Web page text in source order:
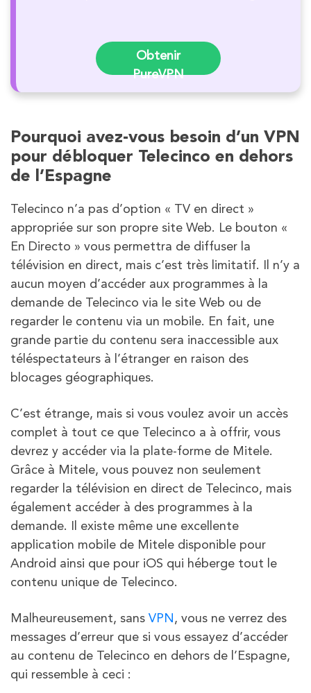
Obtenir
PureVPN
Pourquoi avez-vous besoin d’un VPN
pour débloquer Telecinco en dehors
de l’Espagne
Telecinco n’a pas d’option « TV en direct »
appropriée sur son propre site Web. Le bouton «
En Directo » vous permettra de diffuser la
télévision en direct, mais c’est très limitatif. Il n’y a
aucun moyen d’accéder aux programmes à la
demande de Telecinco via le site Web ou de
regarder le contenu via un mobile. En fait, une
grande partie du contenu sera inaccessible aux
téléspectateurs à l’étranger en raison des
blocages géographiques.
C’est étrange, mais si vous voulez avoir un accès
complet à tout ce que Telecinco a à offrir, vous
devrez y accéder via la plate-forme de Mitele.
Grâce à Mitele, vous pouvez non seulement
regarder la télévision en direct de Telecinco, mais
également accéder à des programmes à la
demande. Il existe même une excellente
application mobile de Mitele disponible pour
Android ainsi que pour iOS qui héberge tout le
contenu unique de Telecinco.
Malheureusement, sans VPN , vous ne verrez des
messages d’erreur que si vous essayez d’accéder
au contenu de Telecinco en dehors de l’Espagne,
qui ressemble à ceci :